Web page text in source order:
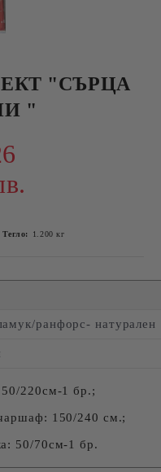
"СЪРЦА
"
Тегло: 1.200 кг
ранфорс- натурален
220см-1 бр.;
150/240 см.;
50/70см-1 бр.